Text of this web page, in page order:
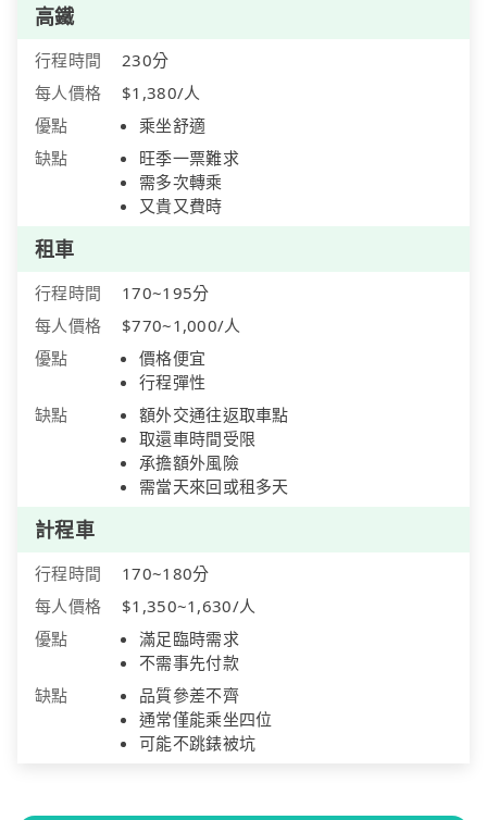
高鐵
行程時間
230分
每人價格
$1,380/人
優點
乘坐舒適
缺點
旺季一票難求
需多次轉乘
又貴又費時
租車
行程時間
170~195分
每人價格
$770~1,000/人
優點
價格便宜
行程彈性
缺點
額外交通往返取車點
取還車時間受限
承擔額外風險
需當天來回或租多天
計程車
行程時間
170~180分
每人價格
$1,350~1,630/人
優點
滿足臨時需求
不需事先付款
缺點
品質參差不齊
通常僅能乘坐四位
可能不跳錶被坑